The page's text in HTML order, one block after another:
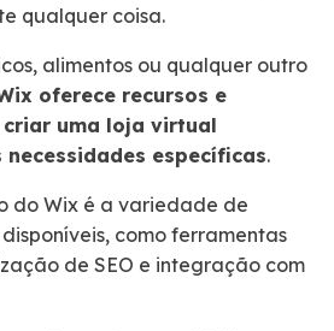
qualquer coisa.
alimentos ou qualquer outro
oferece recursos e
uma loja virtual
específicas.
do Wix é a variedade de
como ferramentas
de SEO e integração com